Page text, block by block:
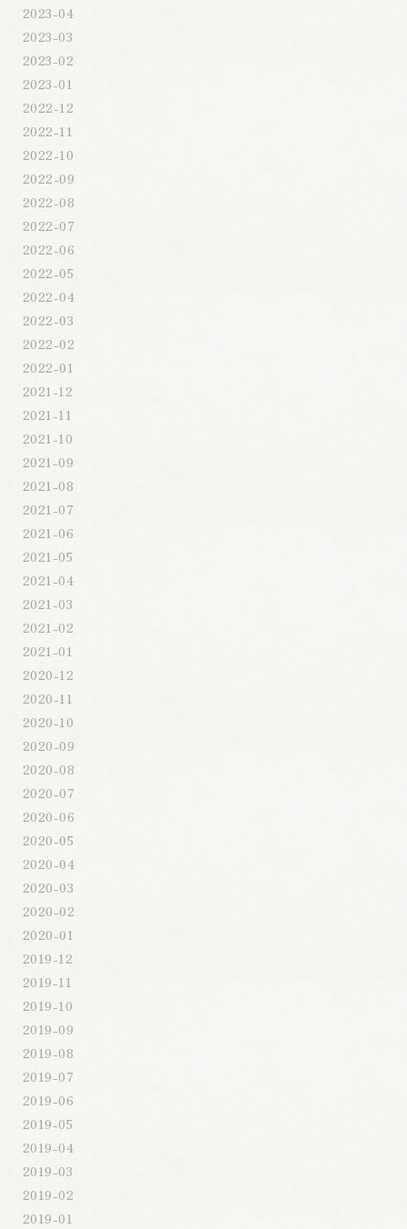
2023-04
2023-03
2023-02
2023-01
2022-12
2022-11
2022-10
2022-09
2022-08
2022-07
2022-06
2022-05
2022-04
2022-03
2022-02
2022-01
2021-12
2021-11
2021-10
2021-09
2021-08
2021-07
2021-06
2021-05
2021-04
2021-03
2021-02
2021-01
2020-12
2020-11
2020-10
2020-09
2020-08
2020-07
2020-06
2020-05
2020-04
2020-03
2020-02
2020-01
2019-12
2019-11
2019-10
2019-09
2019-08
2019-07
2019-06
2019-05
2019-04
2019-03
2019-02
2019-01